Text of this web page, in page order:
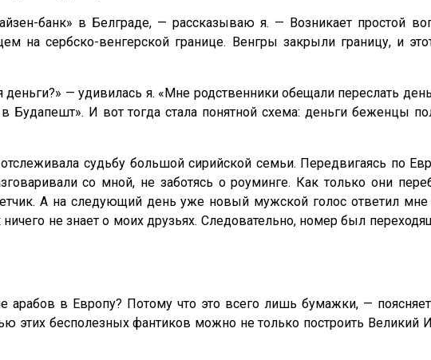
банк» в Белграде, — рассказываю я. — Возникает простой
на сербско-венгерской границе. Венгры закрыли границу, и
деньги?» — удивилась я. «Мне родственники обещали переслать
И вот тогда стала понятной схема: деньги беженцы
судьбу большой сирийской семьи. Передвигаясь по
со мной, не заботясь о роуминге. Как только они
А на следующий день уже новый мужской голос ответил
не знает о моих друзьях. Следовательно, номер был
арабов в Европу? Потому что это всего лишь бумажки, —
этих бесполезных фантиков можно не только построить Великий